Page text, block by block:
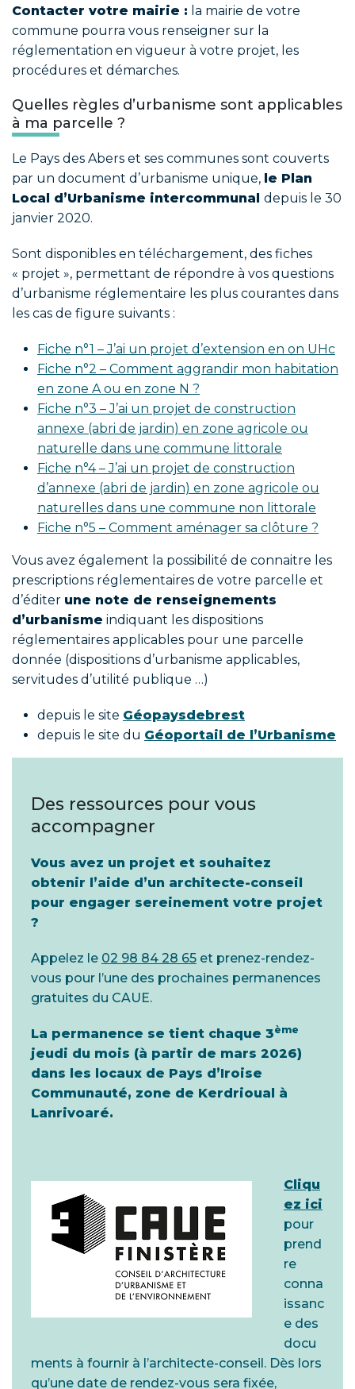
Contacter votre mairie : la mairie de votre
commune pourra vous renseigner sur la
réglementation en vigueur à votre projet, les
procédures et démarches.
Quelles règles d’urbanisme sont applicables
à ma parcelle ?
Le Pays des Abers et ses communes sont couverts
par un document d’urbanisme unique, le Plan
Local d’Urbanisme intercommunal depuis le 30
janvier 2020.
Sont disponibles en téléchargement, des fiches
« projet », permettant de répondre à vos questions
d’urbanisme réglementaire les plus courantes dans
les cas de figure suivants :
Fiche n°1 – J’ai un projet d’extension en on UHc
Fiche n°2 – Comment aggrandir mon habitation
en zone A ou en zone N ?
Fiche n°3 – J’ai un projet de construction
annexe (abri de jardin) en zone agricole ou
naturelle dans une commune littorale
Fiche n°4 – J’ai un projet de construction
d’annexe (abri de jardin) en zone agricole ou
naturelles dans une commune non littorale
Fiche n°5 – Comment aménager sa clôture ?
Vous avez également la possibilité de connaitre les
prescriptions réglementaires de votre parcelle et
d’éditer une note de renseignements
d’urbanisme indiquant les dispositions
réglementaires applicables pour une parcelle
donnée (dispositions d’urbanisme applicables,
servitudes d’utilité publique …)
depuis le site Géopaysdebrest
depuis le site du Géoportail de l’Urbanisme
Des ressources pour vous
accompagner
Vous avez un projet et souhaitez
obtenir l’aide d’un architecte-conseil
pour engager sereinement votre projet
?
Appelez le 02 98 84 28 65 et prenez-rendez-
vous pour l’une des prochaines permanences
gratuites du CAUE.
La permanence se tient chaque 3ème
jeudi du mois (à partir de mars 2026)
dans les locaux de Pays d’Iroise
Communauté, zone de Kerdrioual à
Lanrivoaré.
Cliqu
ez ici
pour
prend
re
conna
issanc
e des
docu
ments à fournir à l’architecte-conseil. Dès lors
qu’une date de rendez-vous sera fixée,